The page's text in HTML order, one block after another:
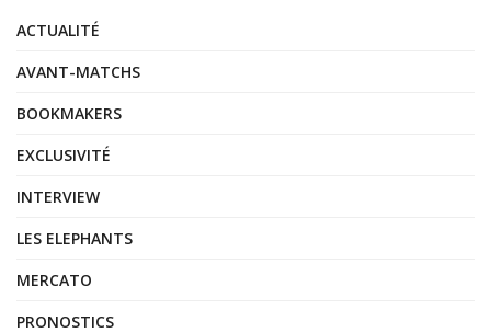
ACTUALITÉ
AVANT-MATCHS
BOOKMAKERS
EXCLUSIVITÉ
INTERVIEW
LES ELEPHANTS
MERCATO
PRONOSTICS